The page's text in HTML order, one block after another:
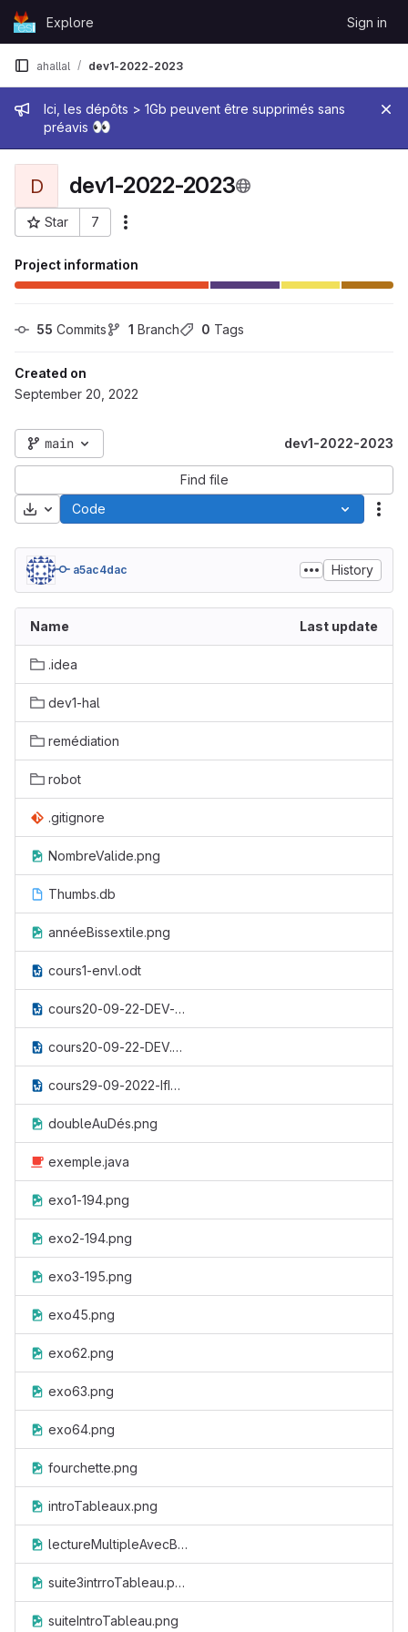
Skip to content
GitLabExplore Sign in
Admin message
Ici, les dépôts > 1Gb peuvent être supprimés sans
préavis 👀
ahallal dev1-2022-2023
D dev1-2022-2023
Star 7
Project ID: 33558
Project information
55 Commits 1 Branch 0 Tags
Created on
September 20, 2022
main dev1-2022-2023
Find file
Download
Code
a5ac4dac History
Name Last update
.idea
dev1-hal
remédiation
robot
.gitignore
NombreValide.png
Thumbs.db
annéeBissextile.png
cours1-envl.odt
cours20-09-22-DEV-miseAjour.odt
cours20-09-22-DEV.odt
cours29-09-2022-IfImbriqués.odt
doubleAuDés.png
exemple.java
exo1-194.png
exo2-194.png
exo3-195.png
exo45.png
exo62.png
exo63.png
exo64.png
fourchette.png
introTableaux.png
lectureMultipleAvecBooléen.png
suite3intrroTableau.png
suiteIntroTableau.png